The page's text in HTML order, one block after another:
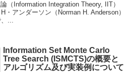
（Information Integration Theory, IIT）
・アンダーソン（Norman H. Anderson）
...
Information Set Monte Carlo
Tree Search (ISMCTS)の概要と
アルゴリズム及び実装例について